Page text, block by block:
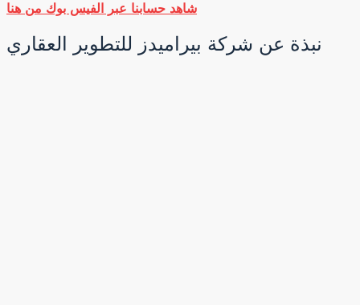
شاهد حسابنا عبر الفيس بوك من هنا
نبذة عن شركة بيراميدز للتطوير العقاري